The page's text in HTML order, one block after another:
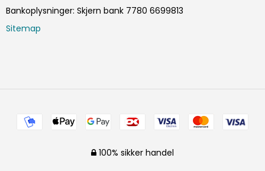
Bankoplysninger: Skjern bank 7780 6699813
Sitemap
100% sikker handel